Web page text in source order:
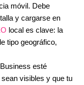
móvil. Debe
y cargarse en
local es clave: la
tipo geográfico,
esté
visibles y que tu